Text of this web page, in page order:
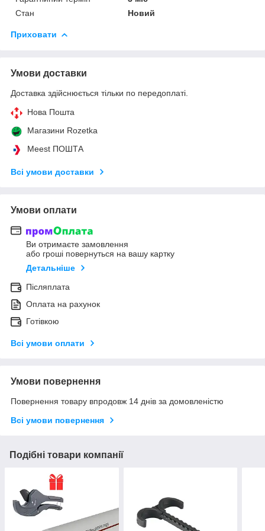
Стан
Новий
Приховати
Умови доставки
Доставка здійснюється тільки по передоплаті.
Нова Пошта
Магазини Rozetka
Meest ПОШТА
Всі умови доставки
Умови оплати
Ви отримаєте замовлення
або гроші повернуться на вашу картку
Детальніше
Післяплата
Оплата на рахунок
Готівкою
Всі умови оплати
Умови повернення
Повернення товару впродовж 14 днів за домовленістю
Всі умови повернення
Подібні товари компанії